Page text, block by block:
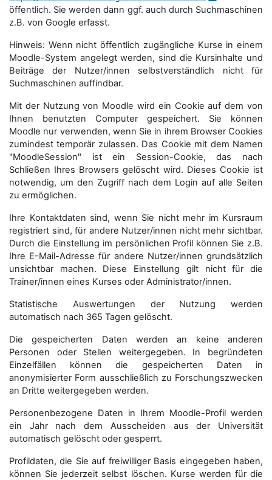
öffentlich. Sie werden dann ggf. auch durch Suchmaschinen
z.B. von Google erfasst.
Hinweis: Wenn nicht öffentlich zugängliche Kurse in einem
Moodle-System angelegt werden, sind die Kursinhalte und
Beiträge der Nutzer/innen selbstverständlich nicht für
Suchmaschi­nen auffindbar.
Mit der Nutzung von Moodle wird ein Cookie auf dem von
Ihnen benutzten Computer gespeichert. Sie können
Moodle nur verwenden, wenn Sie in ihrem Browser Cookies
zumindest temporär zulassen. Das Cookie mit dem Namen
"MoodleSession" ist ein Session-Cookie, das nach
Schließen Ihres Browsers gelöscht wird. Dieses Cookie ist
notwendig, um den Zugriff nach dem Login auf alle Seiten
zu ermöglichen.
Ihre Kontaktdaten sind, wenn Sie nicht mehr im Kursraum
registriert sind, für andere Nutzer/innen nicht mehr sichtbar.
Durch die Einstellung im persönlichen Profil können Sie z.B.
Ihre E-Mail-Adresse für andere Nutzer/innen grundsätzlich
unsichtbar machen. Diese Einstellung gilt nicht für die
Trainer/innen eines Kurses oder Administrator/innen.
Statistische Auswertungen der Nutzung werden
automatisch nach 365 Tagen gelöscht.
Die gespeicherten Daten werden an keine anderen
Personen oder Stellen weitergegeben. In begründeten
Einzelfällen können die gespeicherten Daten in
anonymisierter Form aus­schließ­lich zu Forschungszwecken
an Dritte weitergegeben werden.
Personenbezogene Daten in Ihrem Moodle-Profil werden
ein Jahr nach dem Ausscheiden aus der Universität
automatisch gelöscht oder gesperrt.
Profildaten, die Sie auf freiwilliger Basis eingegeben haben,
können Sie jederzeit selbst löschen. Kurse werden für die